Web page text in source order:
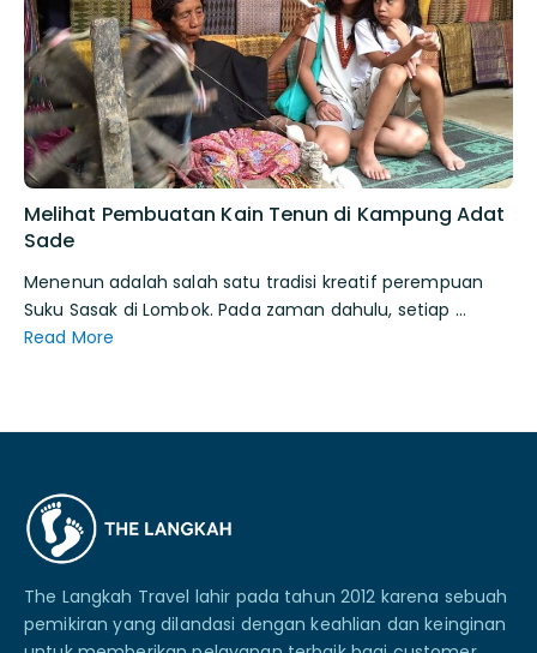
Melihat Pembuatan Kain Tenun di Kampung Adat
Sade
Menenun adalah salah satu tradisi kreatif perempuan
Suku Sasak di Lombok. Pada zaman dahulu, setiap …
Read More
The Langkah Travel lahir pada tahun 2012 karena sebuah
pemikiran yang dilandasi dengan keahlian dan keinginan